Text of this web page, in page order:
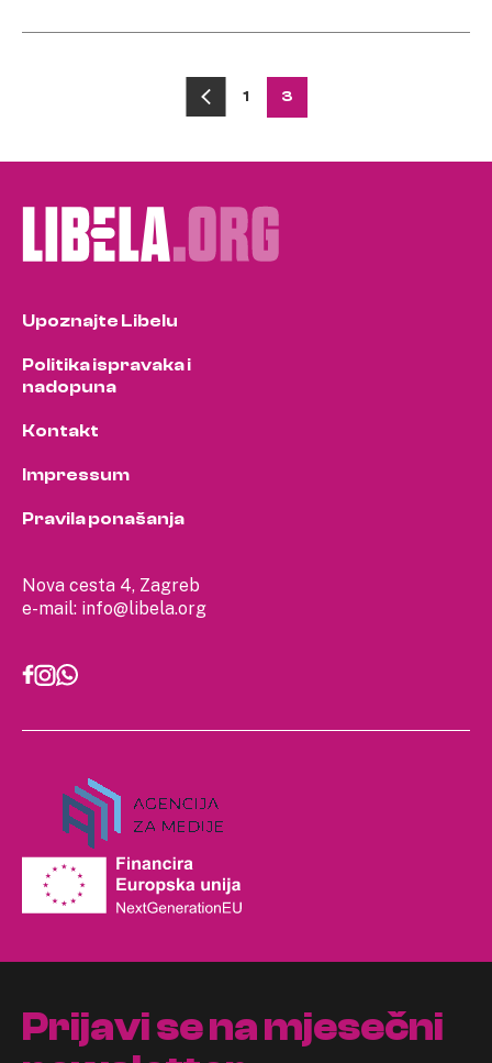
pagination
1 3
Nova cesta 4, Zagreb
e-mail: info@libela.org
Upoznajte Libelu
Politika ispravaka i
nadopuna
Kontakt
Impressum
Pravila ponašanja
Prijavi se na mjesečni